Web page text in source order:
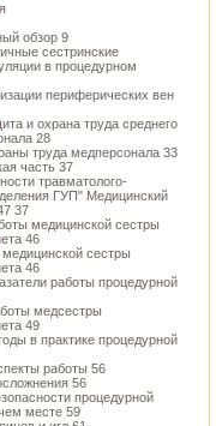
обзор 9
сестринские
в процедурном
периферических вен
и охрана труда среднего
28
труда медперсонала 33
часть 37
травматолого-
ГУП" Медицинский
37
медицинской сестры
46
сестры
46
работы процедурной
медсестры
49
в практике процедурной
работы 56
56
процедурной
месте 59